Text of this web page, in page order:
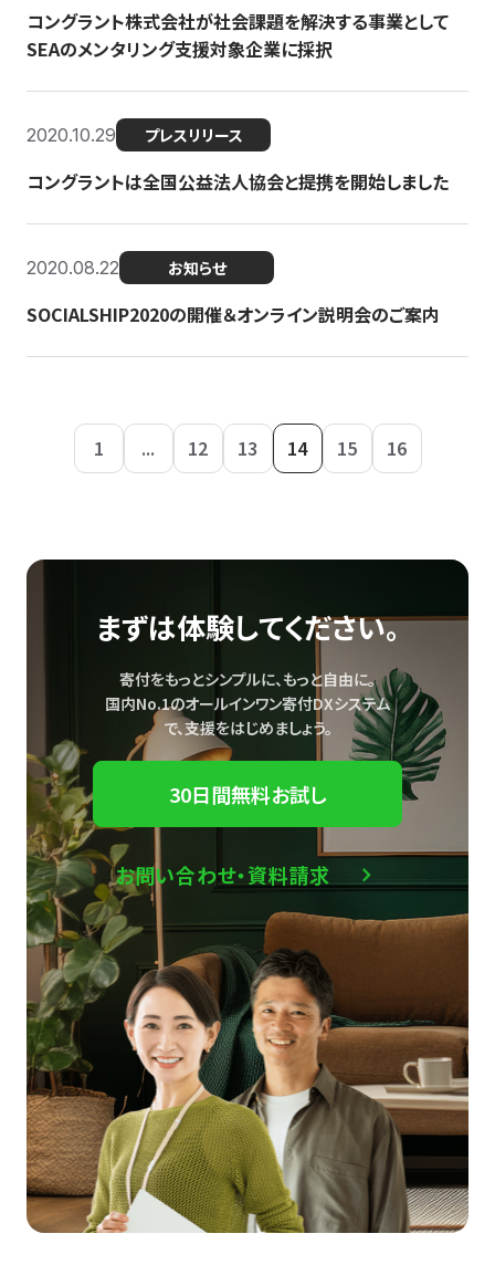
コングラント株式会社が社会課題を解決する事業として
SEAのメンタリング支援対象企業に採択
2020.10.29 プレスリリース
コングラントは全国公益法人協会と提携を開始しました
2020.08.22 お知らせ
SOCIALSHIP2020の開催＆オンライン説明会のご案内
1 ... 12 13 14 15 16
まずは体験してください。
寄付をもっとシンプルに、もっと自由に。
国内No.1のオールインワン寄付DXシステム
で、支援をはじめましょう。
30日間無料お試し
お問い合わせ・資料請求